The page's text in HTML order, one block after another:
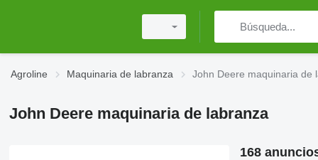
Agroline Maquinaria de labranza John Deere maquinaria de
John Deere maquinaria de labranza
168